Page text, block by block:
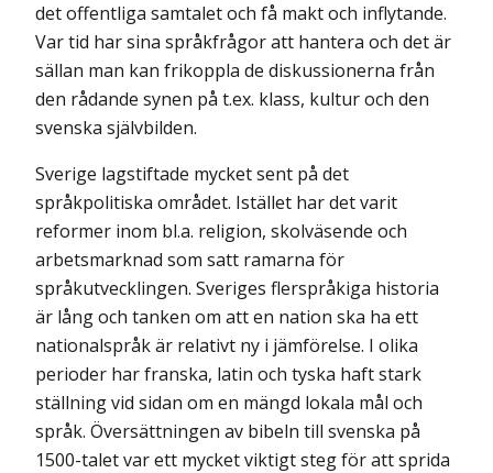
det offentliga samtalet och få makt och inflytande.
Var tid har sina språkfrågor att hantera och det är
sällan man kan frikoppla de diskussionerna från
den rådande synen på t.ex. klass, kultur och den
svenska självbilden.
Sverige lagstiftade mycket sent på det
språkpolitiska området. Istället har det varit
reformer inom bl.a. religion, skolväsende och
arbetsmarknad som satt ramarna för
språkutvecklingen. Sveriges flerspråkiga historia
är lång och tanken om att en nation ska ha ett
nationalspråk är relativt ny i jämförelse. I olika
perioder har franska, latin och tyska haft stark
ställning vid sidan om en mängd lokala mål och
språk. Översättningen av bibeln till svenska på
1500-talet var ett mycket viktigt steg för att sprida